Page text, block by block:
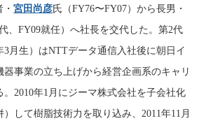
・宮田尚彦氏（FY76〜FY07）から長男・
、FY09就任）へ社長を交代した。第2代
3月生）はNTTデータ通信入社後に朝日イ
器事業の立ち上げから経営企画系のキャリ
2010年1月にジーマ株式会社を子会社化
）して樹脂技術力を取り込み、2011年11月